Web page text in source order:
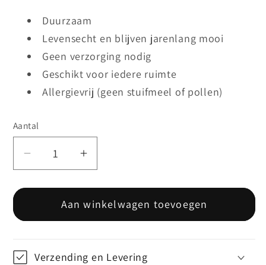
Duurzaam
Levensecht en blijven jarenlang mooi
Geen verzorging nodig
Geschikt voor iedere ruimte
Allergievrij (geen stuifmeel of pollen)
Aantal
Aantal
verlagen
voor
Chrysant
-
Aantal
verhogen
voor
Chrysant
-
Aan winkelwagen toevoegen
Verzending en Levering